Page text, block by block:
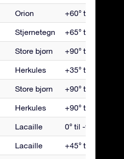
Orion +60° til -90°
Stjernetegn +65° til -90°
Store bjørn +90° til -45°
Herkules +35° til -90°
Store bjørn +90° til -35°
Herkules +90° til -40°
Lacaille 0° til -90°
Lacaille +45° til -90°